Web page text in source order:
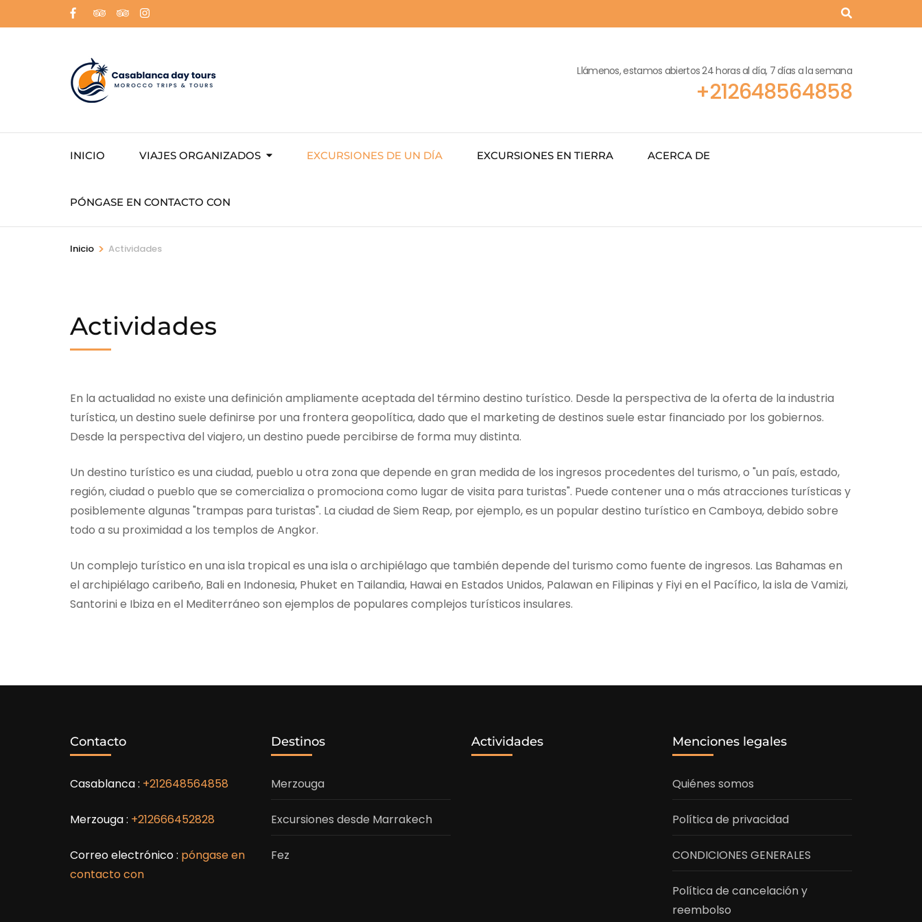
Llámenos, estamos abiertos 24 horas al día, 7 días a la semana
+212648564858
INICIO VIAJES ORGANIZADOS EXCURSIONES DE UN DÍA EXCURSIONES EN TIERRA ACERCA DE
PÓNGASE EN CONTACTO CON
Inicio > Actividades
Actividades
En la actualidad no existe una definición ampliamente aceptada del término destino turístico. Desde la perspectiva de la oferta de la industria
turística, un destino suele definirse por una frontera geopolítica, dado que el marketing de destinos suele estar financiado por los gobiernos.
Desde la perspectiva del viajero, un destino puede percibirse de forma muy distinta.
Un destino turístico es una ciudad, pueblo u otra zona que depende en gran medida de los ingresos procedentes del turismo, o "un país, estado,
región, ciudad o pueblo que se comercializa o promociona como lugar de visita para turistas". Puede contener una o más atracciones turísticas y
posiblemente algunas "trampas para turistas". La ciudad de Siem Reap, por ejemplo, es un popular destino turístico en Camboya, debido sobre
todo a su proximidad a los templos de Angkor.
Un complejo turístico en una isla tropical es una isla o archipiélago que también depende del turismo como fuente de ingresos. Las Bahamas en
el archipiélago caribeño, Bali en Indonesia, Phuket en Tailandia, Hawai en Estados Unidos, Palawan en Filipinas y Fiyi en el Pacífico, la isla de Vamizi,
Santorini e Ibiza en el Mediterráneo son ejemplos de populares complejos turísticos insulares.
Contacto
Casablanca : +212648564858
Merzouga : +212666452828
Correo electrónico : póngase en
contacto con
Destinos
Merzouga
Excursiones desde Marrakech
Fez
Actividades Menciones legales
Quiénes somos
Política de privacidad
CONDICIONES GENERALES
Política de cancelación y
reembolso